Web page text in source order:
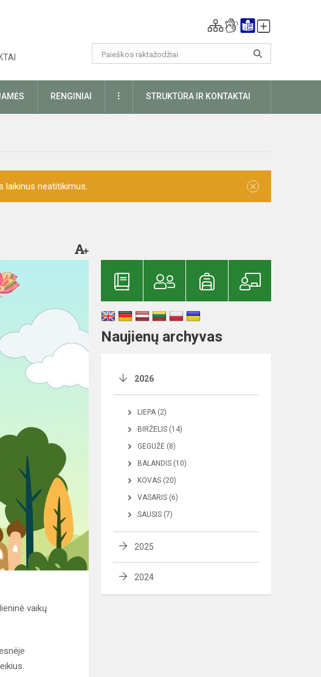
RENGINIAI DAUGIAUSTRUKTŪRA IR KONTAKTAI
laikinus neatitikimus. ×
vaikų
Naujienų archyvas
2026
LIEPA (2)
BIRŽELIS (14)
GEGUŽĖ (8)
BALANDIS (10)
KOVAS (20)
VASARIS (6)
SAUSIS (7)
2025
2024